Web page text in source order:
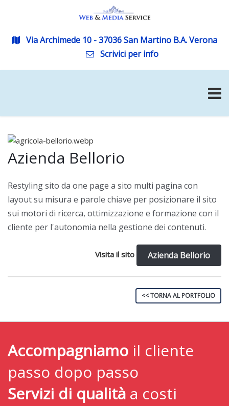
Via Archimede 10 - 37036 San Martino B.A. Verona
Scrivici per info
Azienda Bellorio
Restyling sito da one page a sito multi pagina con
layout su misura e parole chiave per posizionare il sito
sui motori di ricerca, ottimizzazione e formazione con il
cliente per l'autonomia nella gestione dei contenuti.
Visita il sito Azienda Bellorio
<< TORNA AL PORTFOLIO
Accompagniamo il cliente
passo dopo passo
Servizi di qualità a costi